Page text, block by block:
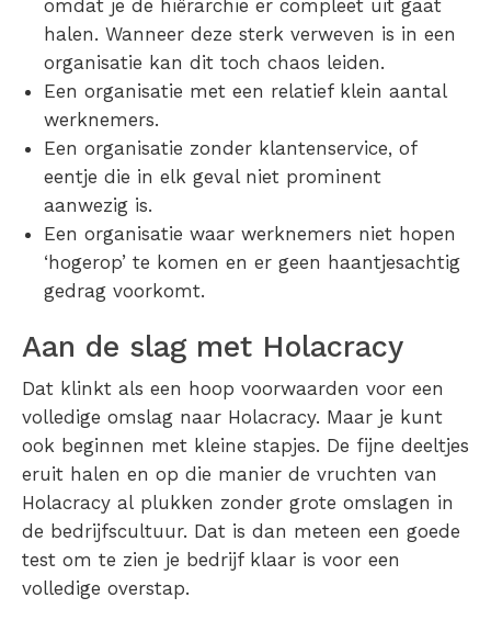
omdat je de hiërarchie er compleet uit gaat
halen. Wanneer deze sterk verweven is in een
organisatie kan dit toch chaos leiden.
Een organisatie met een relatief klein aantal
werknemers.
Een organisatie zonder klantenservice, of
eentje die in elk geval niet prominent
aanwezig is.
Een organisatie waar werknemers niet hopen
‘hogerop’ te komen en er geen haantjesachtig
gedrag voorkomt.
Aan de slag met Holacracy
Dat klinkt als een hoop voorwaarden voor een
volledige omslag naar Holacracy. Maar je kunt
ook beginnen met kleine stapjes. De fijne deeltjes
eruit halen en op die manier de vruchten van
Holacracy al plukken zonder grote omslagen in
de bedrijfscultuur. Dat is dan meteen een goede
test om te zien je bedrijf klaar is voor een
volledige overstap.